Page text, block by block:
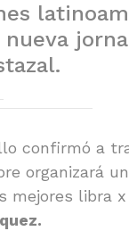
confirmó a
organizará
mejores libra